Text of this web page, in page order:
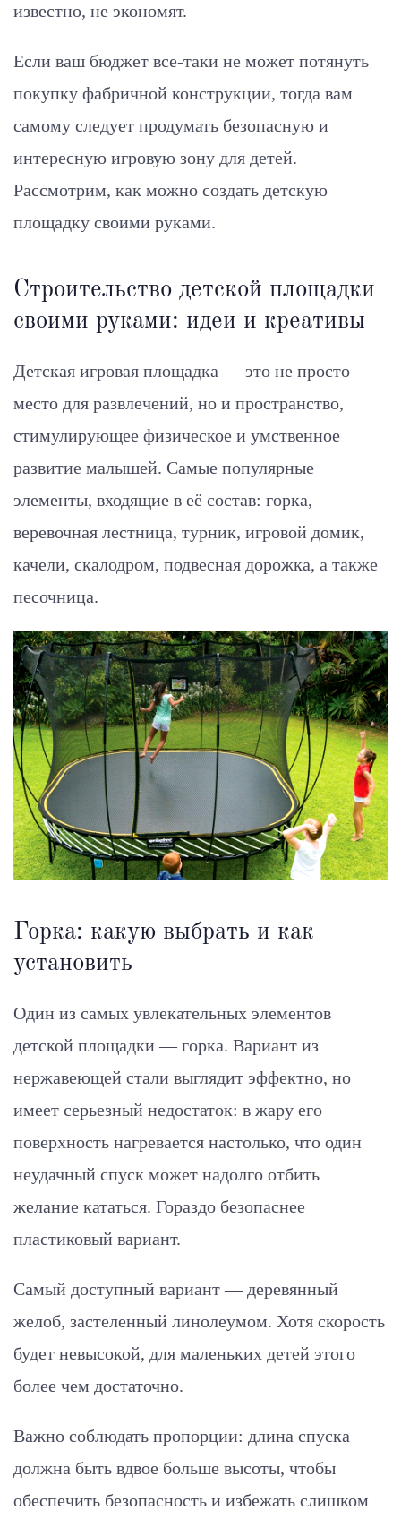
известно, не экономят.
Если ваш бюджет все-таки не может потянуть
покупку фабричной конструкции, тогда вам
самому следует продумать безопасную и
интересную игровую зону для детей.
Рассмотрим, как можно создать детскую
площадку своими руками.
Строительство детской площадки
своими руками: идеи и креативы
Детская игровая площадка — это не просто
место для развлечений, но и пространство,
стимулирующее физическое и умственное
развитие малышей. Самые популярные
элементы, входящие в её состав: горка,
веревочная лестница, турник, игровой домик,
качели, скалодром, подвесная дорожка, а также
песочница.
Горка: какую выбрать и как
установить
Один из самых увлекательных элементов
детской площадки — горка. Вариант из
нержавеющей стали выглядит эффектно, но
имеет серьезный недостаток: в жару его
поверхность нагревается настолько, что один
неудачный спуск может надолго отбить
желание кататься. Гораздо безопаснее
пластиковый вариант.
Самый доступный вариант — деревянный
желоб, застеленный линолеумом. Хотя скорость
будет невысокой, для маленьких детей этого
более чем достаточно.
Важно соблюдать пропорции: длина спуска
должна быть вдвое больше высоты, чтобы
обеспечить безопасность и избежать слишком